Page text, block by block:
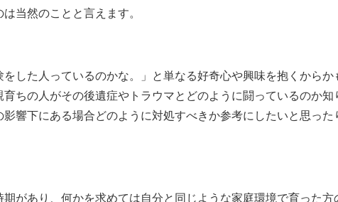
当然のことと言えます。
した人っているのかな。」と単なる好奇心や興味を抱くからか
育ちの人がその後遺症やトラウマとどのように闘っているのか知
響下にある場合どのように対処すべきか参考にしたいと思った
があり、何かを求めては自分と同じような家庭環境で育った方